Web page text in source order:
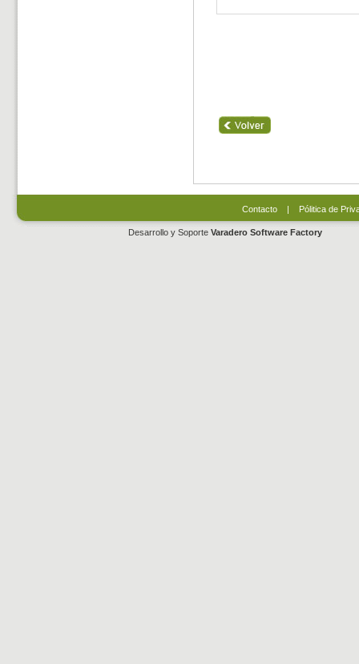
Contacto| Pólitica de
Desarrollo y Soporte Varadero Software Factory